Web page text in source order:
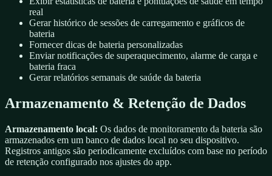
real
Gerar histórico de sessões de carregamento e gráficos de
bateria
Fornecer dicas de bateria personalizadas
Enviar notificações de superaquecimento, alarme de carga e
bateria fraca
Gerar relatórios semanais de saúde da bateria
Armazenamento & Retenção de Dados
Armazenamento local: Os dados de monitoramento da bateria são
armazenados em um banco de dados local no seu dispositivo.
Registros antigos são periodicamente excluídos com base no período
de retenção configurado nos ajustes do app.